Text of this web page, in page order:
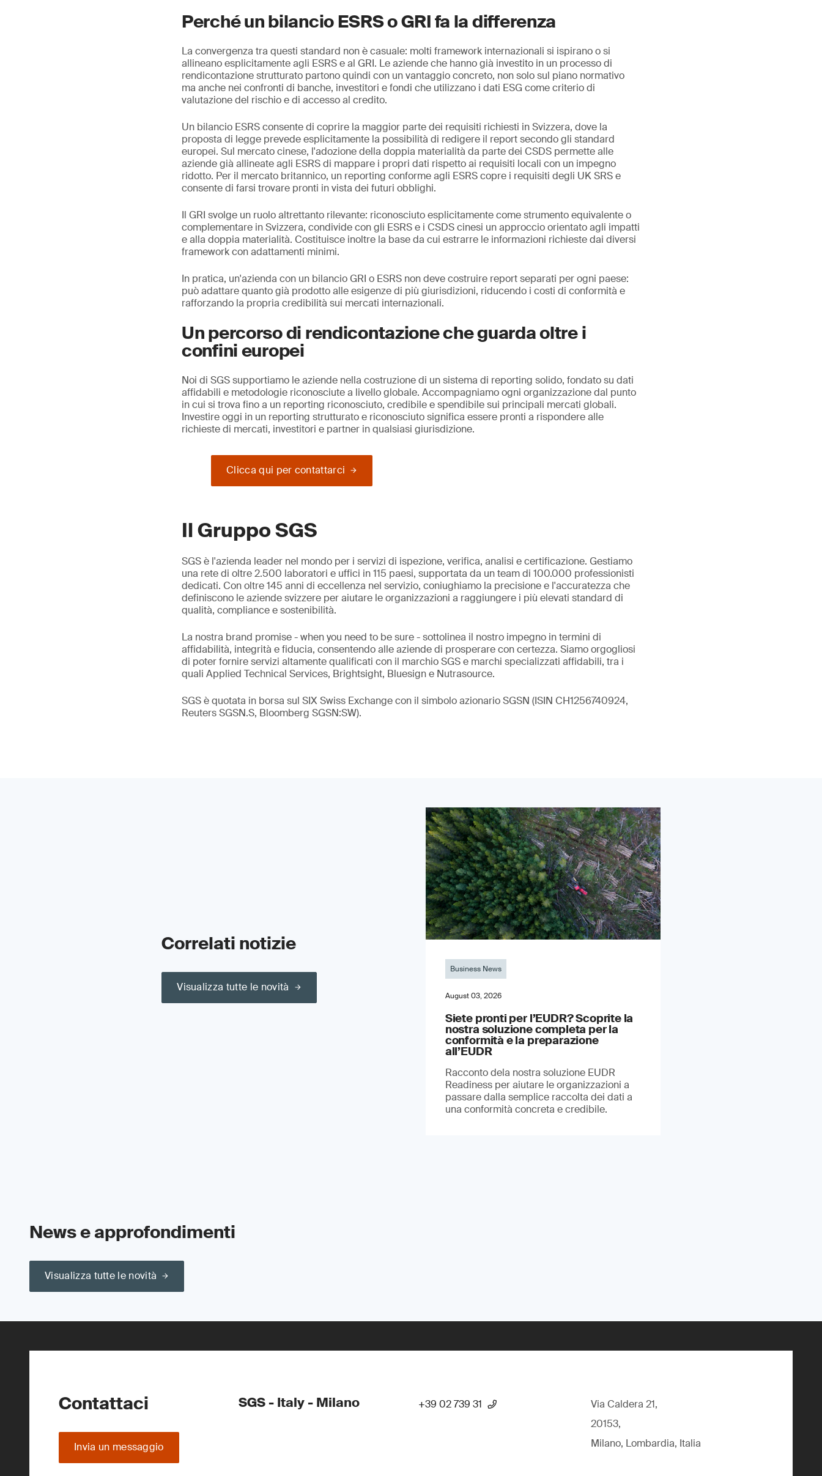
Perché un bilancio ESRS o GRI fa la differenza
La convergenza tra questi standard non è casuale: molti framework internazionali si ispirano o si
allineano esplicitamente agli ESRS e al GRI. Le aziende che hanno già investito in un processo di
rendicontazione strutturato partono quindi con un vantaggio concreto, non solo sul piano normativo
ma anche nei confronti di banche, investitori e fondi che utilizzano i dati ESG come criterio di
valutazione del rischio e di accesso al credito.
Un bilancio ESRS consente di coprire la maggior parte dei requisiti richiesti in Svizzera, dove la
proposta di legge prevede esplicitamente la possibilità di redigere il report secondo gli standard
europei. Sul mercato cinese, l'adozione della doppia materialità da parte dei CSDS permette alle
aziende già allineate agli ESRS di mappare i propri dati rispetto ai requisiti locali con un impegno
ridotto. Per il mercato britannico, un reporting conforme agli ESRS copre i requisiti degli UK SRS e
consente di farsi trovare pronti in vista dei futuri obblighi.
Il GRI svolge un ruolo altrettanto rilevante: riconosciuto esplicitamente come strumento equivalente o
complementare in Svizzera, condivide con gli ESRS e i CSDS cinesi un approccio orientato agli impatti
e alla doppia materialità. Costituisce inoltre la base da cui estrarre le informazioni richieste dai diversi
framework con adattamenti minimi.
In pratica, un'azienda con un bilancio GRI o ESRS non deve costruire report separati per ogni paese:
può adattare quanto già prodotto alle esigenze di più giurisdizioni, riducendo i costi di conformità e
rafforzando la propria credibilità sui mercati internazionali.
Un percorso di rendicontazione che guarda oltre i
confini europei
Noi di SGS supportiamo le aziende nella costruzione di un sistema di reporting solido, fondato su dati
affidabili e metodologie riconosciute a livello globale. Accompagniamo ogni organizzazione dal punto
in cui si trova fino a un reporting riconosciuto, credibile e spendibile sui principali mercati globali.
Investire oggi in un reporting strutturato e riconosciuto significa essere pronti a rispondere alle
richieste di mercati, investitori e partner in qualsiasi giurisdizione.
Clicca qui per contattarci
Il Gruppo SGS
SGS è l'azienda leader nel mondo per i servizi di ispezione, verifica, analisi e certificazione. Gestiamo
una rete di oltre 2.500 laboratori e uffici in 115 paesi, supportata da un team di 100.000 professionisti
dedicati. Con oltre 145 anni di eccellenza nel servizio, coniughiamo la precisione e l'accuratezza che
definiscono le aziende svizzere per aiutare le organizzazioni a raggiungere i più elevati standard di
qualità, compliance e sostenibilità.
La nostra brand promise - when you need to be sure - sottolinea il nostro impegno in termini di
affidabilità, integrità e fiducia, consentendo alle aziende di prosperare con certezza. Siamo orgogliosi
di poter fornire servizi altamente qualificati con il marchio SGS e marchi specializzati affidabili, tra i
quali Applied Technical Services, Brightsight, Bluesign e Nutrasource.
SGS è quotata in borsa sul SIX Swiss Exchange con il simbolo azionario SGSN (ISIN CH1256740924,
Reuters SGSN.S, Bloomberg SGSN:SW).
Correlati notizie
Visualizza tutte le novità
Business News
August 03, 2026
Siete pronti per l’EUDR? Scoprite la
nostra soluzione completa per la
conformità e la preparazione
all’EUDR
Racconto dela nostra soluzione EUDR
Readiness per aiutare le organizzazioni a
passare dalla semplice raccolta dei dati a
una conformità concreta e credibile.
News e approfondimenti
Visualizza tutte le novità
Contattaci
Invia un messaggio
SGS - Italy - Milano +39 02 739 31
Via Caldera 21,
20153,
Milano, Lombardia, Italia